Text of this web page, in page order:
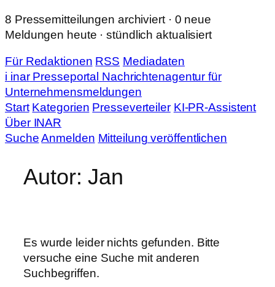
Zum
Inhalt
8 Pressemitteilungen archiviert · 0 neue
Meldungen heute · stündlich aktualisiert
Für Redaktionen RSS Mediadaten
i inarPresseportal Nachrichtenagentur für
Unternehmensmeldungen
Start Kategorien Presseverteiler KI-PR-Assistent
Über INAR
Suche Anmelden Mitteilung veröffentlichen
Autor:Jan
Es wurde leider nichts gefunden. Bitte
versuche eine Suche mit anderen
Suchbegriffen.